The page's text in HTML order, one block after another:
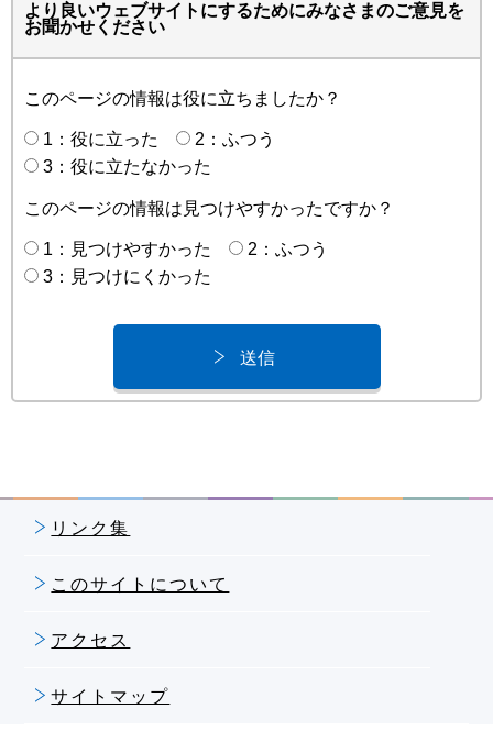
より良いウェブサイトにするためにみなさまのご意見を
お聞かせください
このページの情報は役に立ちましたか？
1：役に立った
2：ふつう
3：役に立たなかった
このページの情報は見つけやすかったですか？
1：見つけやすかった
2：ふつう
3：見つけにくかった
リンク集
このサイトについて
アクセス
サイトマップ